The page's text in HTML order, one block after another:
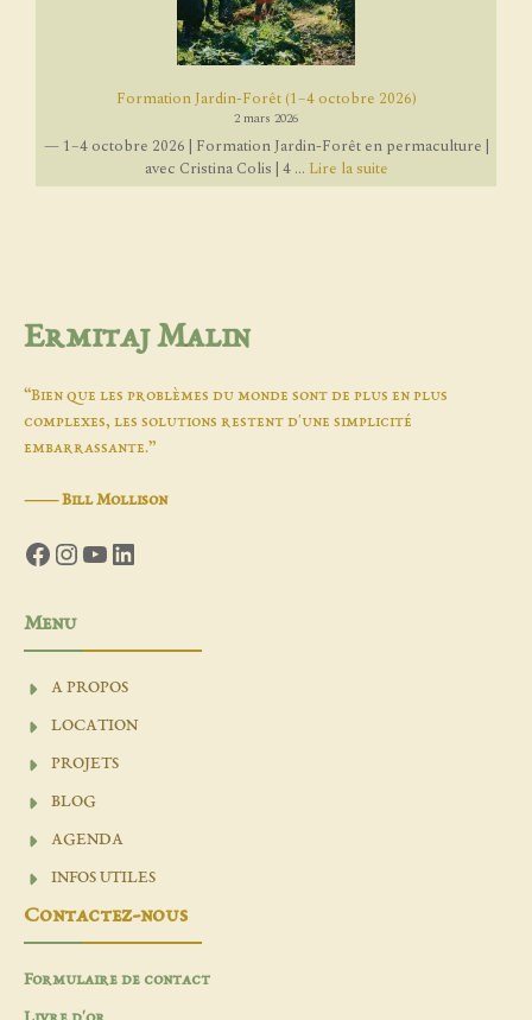
Formation Jardin-Forêt (1–4 octobre 2026)
2 mars 2026
— 1–4 octobre 2026 | Formation Jardin-Forêt en permaculture |
avec Cristina Colis | 4 ... Lire la suite
Ermitaj Malin
“Bien que les problèmes du monde sont de plus en plus
complexes, les solutions restent d'une simplicité
embarrassante.”
―Bill Mollison
Facebook
Instagram
YouTube
LinkedIn
Menu
A PROPOS
LOCATION
PROJETS
BLOG
AGENDA
INFOS UTILES
Contactez-nous
Formulaire de contact